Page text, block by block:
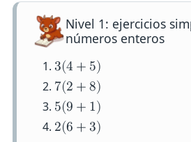
Nivel 1: ejercicios
números enteros
3(4 + 5)
7(2 + 8)
5(9 + 1)
2(6 +3)